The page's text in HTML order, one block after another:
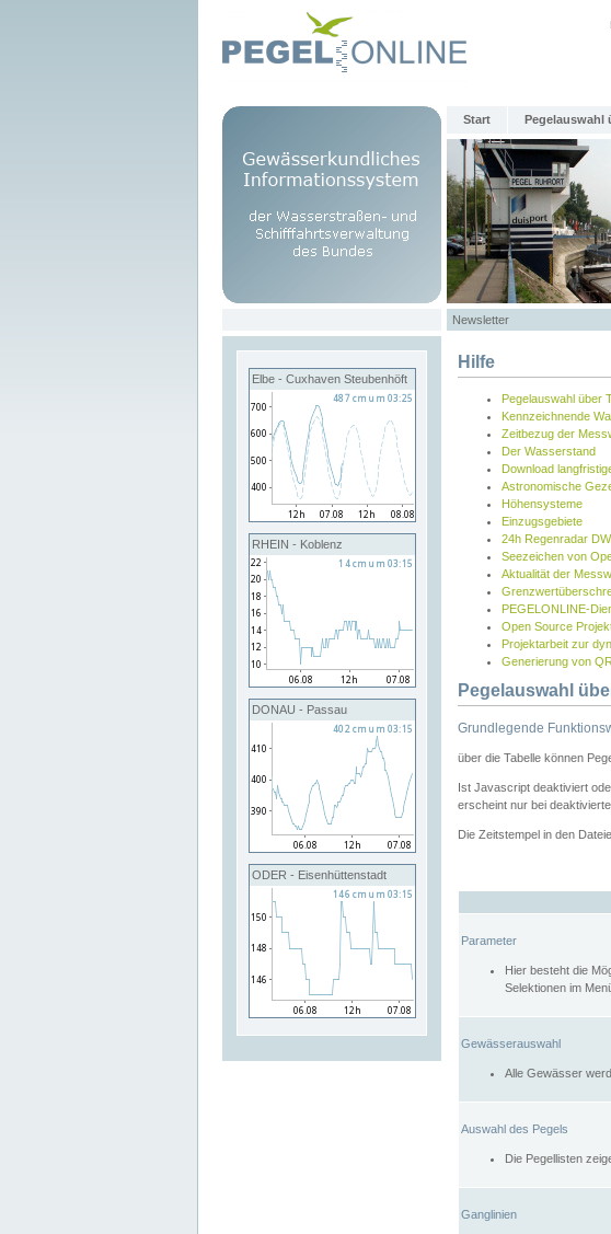
Start Pegelauswahl
Newsletter
Elbe - Cuxhaven Steubenhöft
RHEIN - Koblenz
DONAU - Passau
ODER - Eisenhüttenstadt
Hilfe
Pegelauswahl über
Kennzeichnende
Zeitbezug der
Der Wasserstand
Download
Astronomische
Höhensysteme
Einzugsgebiete
24h Regenradar
Seezeichen von
Aktualität der
PEGELONLINE-
Open Source
Projektarbeit zur
Generierung von
Pegelauswahl
Grundlegende
über die Tabelle können
Ist Javascript deaktiviert
erscheint nur bei
Die Zeitstempel in den
Parameter
Hier besteht die
Selektionen im
Gewässerauswahl
Alle Gewässer
Auswahl des Pegels
Die Pegellisten
Ganglinien